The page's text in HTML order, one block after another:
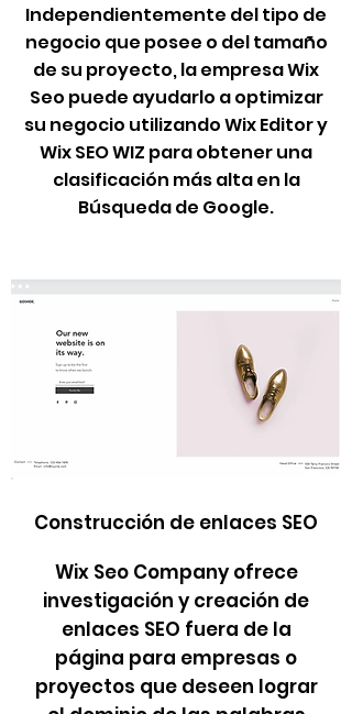
Independientemente del tipo de
negocio que posee o del tamaño
de su proyecto, la empresa Wix
Seo puede ayudarlo a optimizar
su negocio utilizando Wix Editor y
Wix SEO WIZ para obtener una
clasificación más alta en la
Búsqueda de Google.
Construcción de enlaces SEO
Wix Seo Company ofrece
investigación y creación de
enlaces SEO fuera de la
página para empresas o
proyectos que deseen lograr